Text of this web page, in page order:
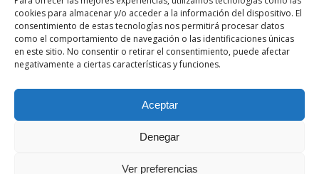
cookies para almacenar y/o acceder a la información del dispositivo. El
consentimiento de estas tecnologías nos permitirá procesar datos
como el comportamiento de navegación o las identificaciones únicas
en este sitio. No consentir o retirar el consentimiento, puede afectar
negativamente a ciertas características y funciones.
Aceptar
Denegar
Ver preferencias
Aviso Legal
Política de Privacidad
Más Información sobre Cookies